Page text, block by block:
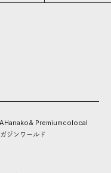
Hanako& Premiumcolocal
ジンワールド